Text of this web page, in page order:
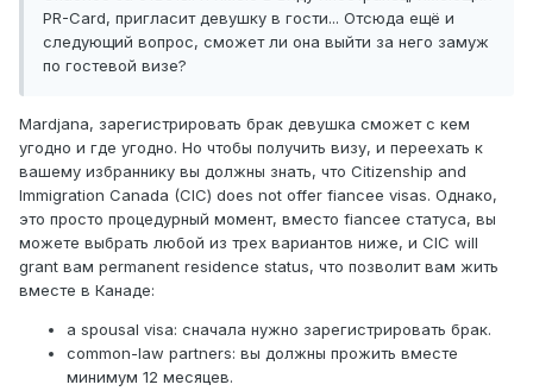
PR-Card, пригласит девушку в гости... Отсюда ещё и
следующий вопрос, сможет ли она выйти за него замуж
по гостевой визе?
Mardjana, зарегистрировать брак девушка сможет с кем
угодно и где угодно. Но чтобы получить визу, и переехать к
вашему избраннику вы должны знать, что Citizenship and
Immigration Canada (CIC) does not offer fiancee visas. Однако,
это просто процедурный момент, вместо fiancee статуса, вы
можете выбрать любой из трех вариантов ниже, и CIC will
grant вам permanent residence status, что позволит вам жить
вместе в Канаде:
a spousal visa: сначала нужно зарегистрировать брак.
common-law partners: вы должны прожить вместе
минимум 12 месяцев.